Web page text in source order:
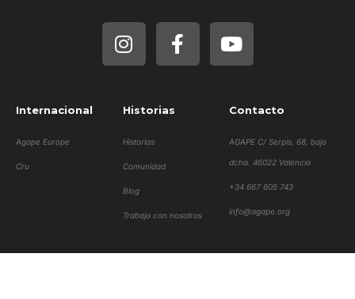
Internacional
Agape Europe
Cru
Historias
Historias
Comunidad
Blog
Trabaja con nosotros
Contacto
AGAPE C/ Serpis, 68, bajo
dcha. 46022 Valencia
+34 667 605 743
info@agape.org